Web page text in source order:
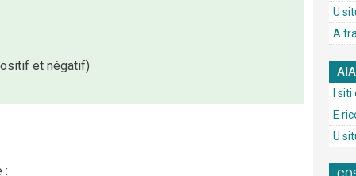
et négatif)
:
U
A
I
E
U